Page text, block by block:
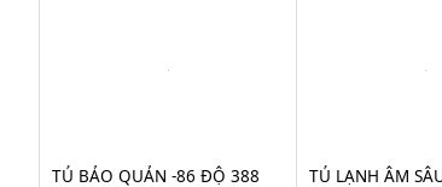
TỦ BẢO QUẢN -86 ĐỘ 388 TỦ LẠNH ÂM